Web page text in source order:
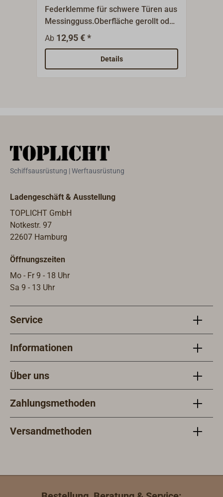
Federklemme für schwere Türen aus
Messingguss.Oberfläche gerollt oder
verchromt.
Ab 12,95 € *
Details
Schiffsausrüstung | Werftausrüstung
Ladengeschäft & Ausstellung
TOPLICHT GmbH
Notkestr. 97
22607 Hamburg
Öffnungszeiten
Mo - Fr 9 - 18 Uhr
Sa 9 - 13 Uhr
Service
Informationen
Über uns
Zahlungsmethoden
Versandmethoden